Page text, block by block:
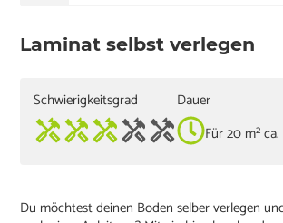
Laminat selbst verlegen
Schwierigkeitsgrad
Dauer
Für 20 m²
Du möchtest deinen Boden selber verlegen